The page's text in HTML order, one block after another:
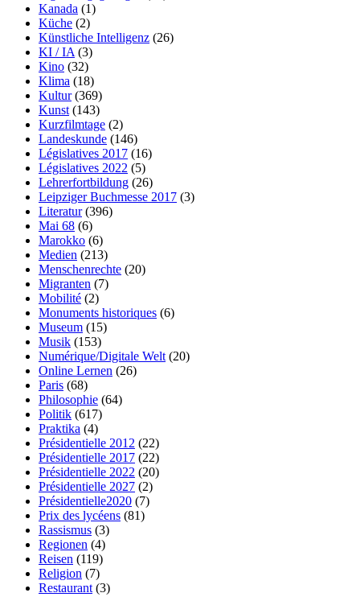
Kanada (1)
Küche (2)
Künstliche Intelligenz (26)
KI / IA(3)
Kino (32)
Klima (18)
Kultur(369)
Kunst(143)
Kurzfilmtage (2)
Landeskunde (146)
Législatives 2017 (16)
Législatives 2022 (5)
Lehrerfortbildung (26)
Leipziger Buchmesse 2017 (3)
Literatur(396)
Mai 68 (6)
Marokko (6)
Medien (213)
Menschenrechte (20)
Migranten (7)
Mobilité (2)
Monuments historiques (6)
Museum (15)
Musik (153)
Numérique/Digitale Welt(20)
Online Lernen (26)
Paris (68)
Philosophie (64)
Politik (617)
Praktika (4)
Présidentielle 2012 (22)
Présidentielle 2017 (22)
Présidentielle 2022 (20)
Présidentielle 2027 (2)
Présidentielle2020 (7)
Prix des lycéens (81)
Rassismus (3)
Regionen (4)
Reisen (119)
Religion (7)
Restaurant(3)